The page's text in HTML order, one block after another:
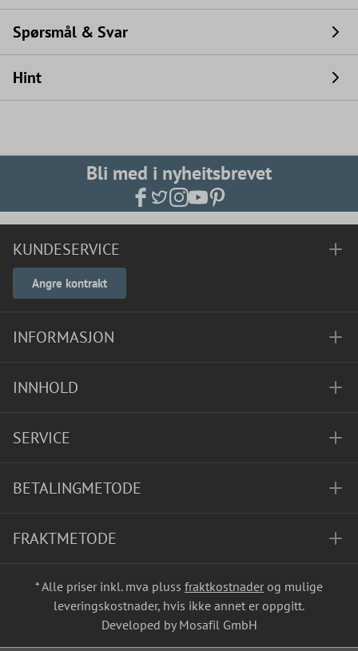
Spørsmål & Svar
Hint
Bli med i nyheitsbrevet
KUNDESERVICE
Angre kontrakt
INFORMASJON
INNHOLD
SERVICE
BETALINGMETODE
FRAKTMETODE
* Alle priser inkl. mva pluss fraktkostnader og mulige
leveringskostnader, hvis ikke annet er oppgitt.
Developed by Mosafil GmbH